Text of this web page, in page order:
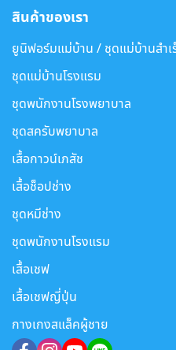
สินค้าของเรา
ยูนิฟอร์มแม่บ้าน / ชุดแม่บ้านสำเ
ชุดแม่บ้านโรงแรม
ชุดพนักงานโรงพยาบาล
ชุดสครับพยาบาล
เสื้อกาวน์เภสัช
เสื้อช็อปช่าง
ชุดหมีช่าง
ชุดพนักงานโรงแรม
เสื้อเชฟ
เสื้อเชฟญี่ปุ่น
กางเกงสแล็คผู้ชาย